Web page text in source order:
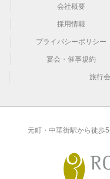
会社概要
採用情報
プライバシーポリシー
宴会・催事規約
旅行
元町・中華街駅から徒歩